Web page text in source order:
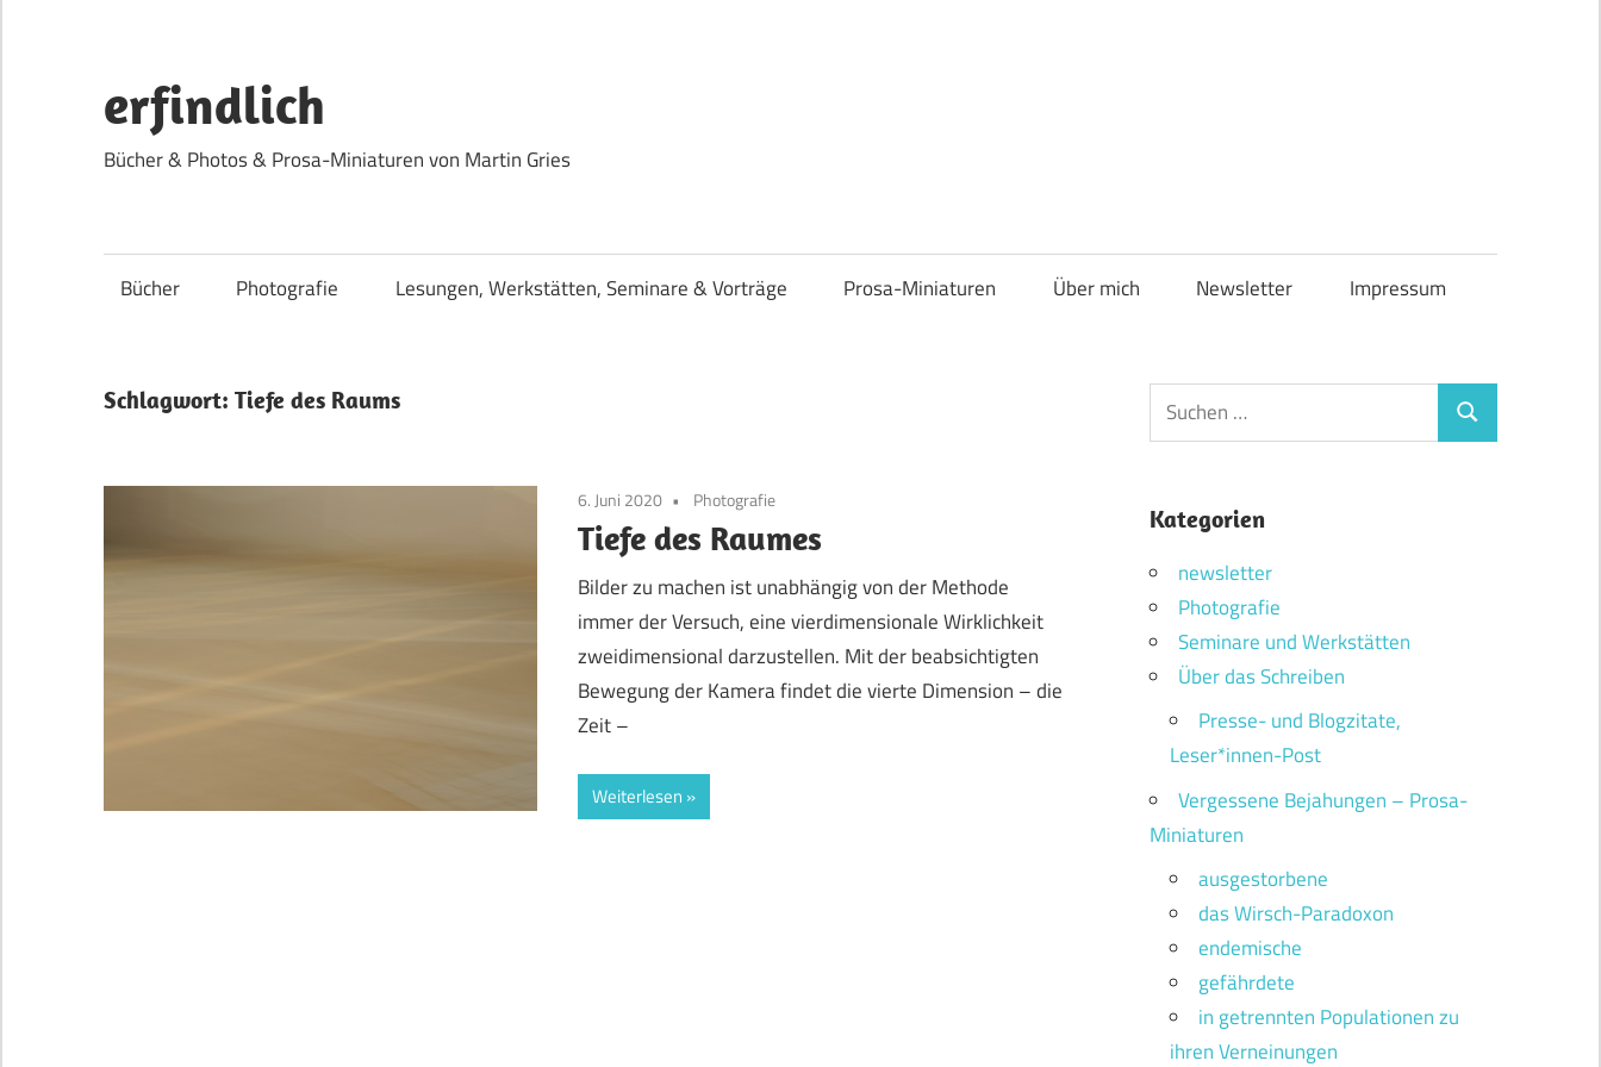
springen
erfindlich
Bücher & Photos & Prosa-Miniaturen von Martin Gries
Bücher Photografie Lesungen, Werkstätten, Seminare & Vorträge Prosa-Miniaturen Über mich Newsletter Impressum
Schlagwort: Tiefe des Raums
6. Juni 2020 Photografie
Tiefe des Raumes
Bilder zu machen ist unabhängig von der Methode
immer der Versuch, eine vierdimensionale Wirklichkeit
zweidimensional darzustellen. Mit der beabsichtigten
Bewegung der Kamera findet die vierte Dimension – die
Zeit –
Weiterlesen
Suchen
nach:
Suchen
Kategorien
newsletter
Photografie
Seminare und Werkstätten
Über das Schreiben
Presse- und Blogzitate,
Leser*innen-Post
Vergessene Bejahungen – Prosa-
Miniaturen
ausgestorbene
das Wirsch-Paradoxon
endemische
gefährdete
in getrennten Populationen zu
ihren Verneinungen